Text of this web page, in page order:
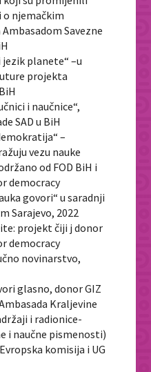
o njemačkim
Savezne
jezik planete“ –u
projekta
i naučnice“,
SAD u BiH
–
vezu nauke
od FOD BiH i
democracy
govori“ u saradnji
Sarajevo, 2022
projekt čiji j donor
democracy
novinarstvo,
glasno, donor GIZ
Kraljevine
i radionice-
i naučne pismenosti)
komisija i UG